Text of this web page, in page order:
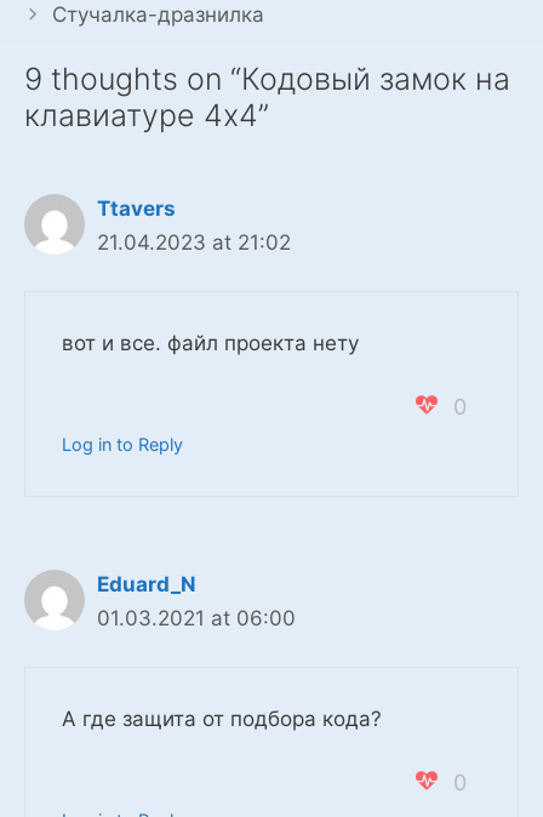
Стучалка-дразнилка
9 thoughts on “Кодовый замок на
клавиатуре 4х4”
Ttavers
21.04.2023 at 21:02
вот и все. файл проекта нету
0
Log in to Reply
Eduard_N
01.03.2021 at 06:00
А где защита от подбора кода?
0